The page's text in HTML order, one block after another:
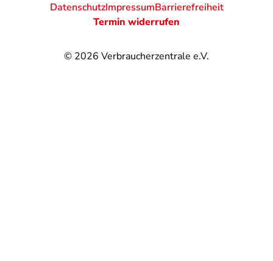
© 2026 Verbraucherzentrale e.V.
DatenschutzImpressumBarrierefreiheit
Termin widerrufen